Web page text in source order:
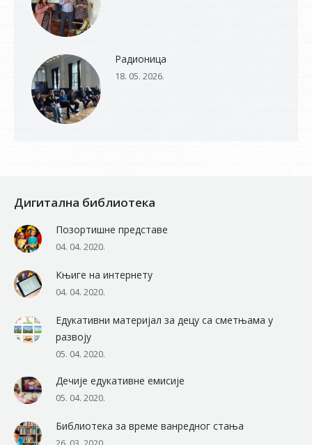
Радионица
18. 05. 2026.
Дигитална библиотека
Позортишне представе
04. 04. 2020.
Књиге на интернету
04. 04. 2020.
Едукативни материјал за децу са сметњама у
развоју
05. 04. 2020.
Дечије едукативне емисије
05. 04. 2020.
Библиотека за време ванредног стања